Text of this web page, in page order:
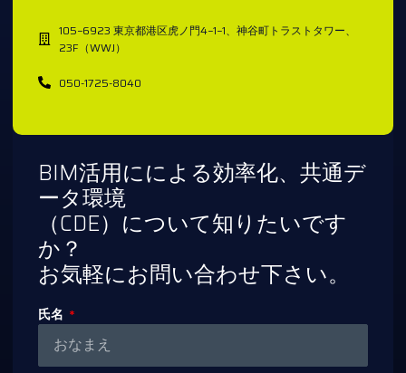
105−6923 東京都港区虎ノ門4−1−1、神谷町トラストタワー、
23F（WWJ）
050-1725-8040
BIM活用にによる効率化、共通デ
ータ環境
（CDE）について知りたいです
か？
お気軽にお問い合わせ下さい。
氏名